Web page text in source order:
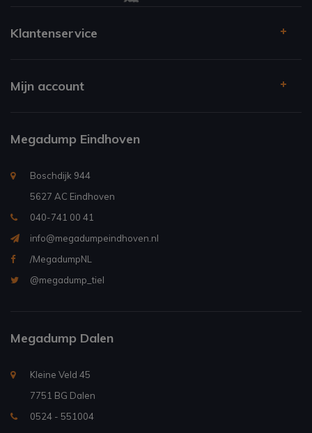
Klantenservice
Mijn account
Megadump Eindhoven
Boschdijk 944
5627 AC Eindhoven
040-741 00 41
info@megadumpeindhoven.nl
/MegadumpNL
@megadump_tiel
Megadump Dalen
Kleine Veld 45
7751 BG Dalen
0524 - 551004